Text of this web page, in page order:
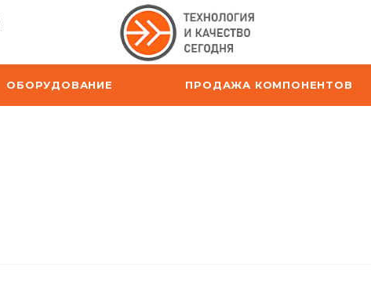
ОБОРУДОВАНИЕ ПРОДАЖА КОМПОНЕНТОВ